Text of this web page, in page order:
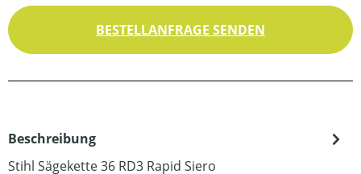
BESTELLANFRAGE SENDEN
Beschreibung
Stihl Sägekette 36 RD3 Rapid Siero